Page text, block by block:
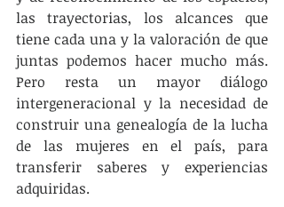
las trayectorias, los alcances que
tiene cada una y la valoración de que
juntas podemos hacer mucho más.
Pero resta un mayor diálogo
intergeneracional y la necesidad de
construir una genealogía de la lucha
de las mujeres en el país, para
transferir saberes y experiencias
adquiridas.